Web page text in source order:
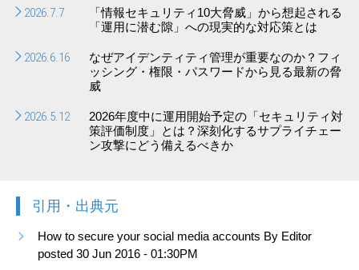
2026.7.7
「情報セキュリティ10大脅威」から想起される
「運用に潜む隙」への現実的な対応策とは
2026.6.16
なぜアイデンティティ管理が重要なのか？フィ
ッシング・権限・パスワードから見る最新の脅
威
2026.5.12
2026年度中に運用開始予定の「セキュリティ対
策評価制度」とは？深刻化するサプライチェー
ン攻撃にどう備えるべきか
引用・出典元
How to secure your social media accounts By Editor
posted 30 Jun 2016 - 01:30PM